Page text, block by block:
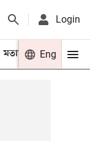
Login
মতামত খেলা
Eng